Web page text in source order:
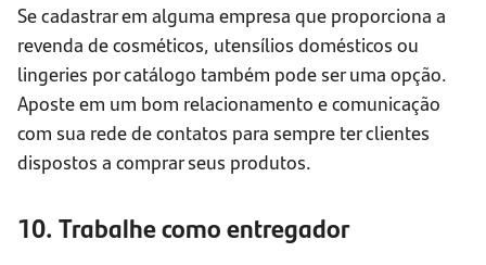
Se cadastrar em alguma empresa que proporciona a
revenda de cosméticos, utensílios domésticos ou
lingeries por catálogo também pode ser uma opção.
Aposte em um bom relacionamento e comunicação
com sua rede de contatos para sempre ter clientes
dispostos a comprar seus produtos.
10. Trabalhe como entregador